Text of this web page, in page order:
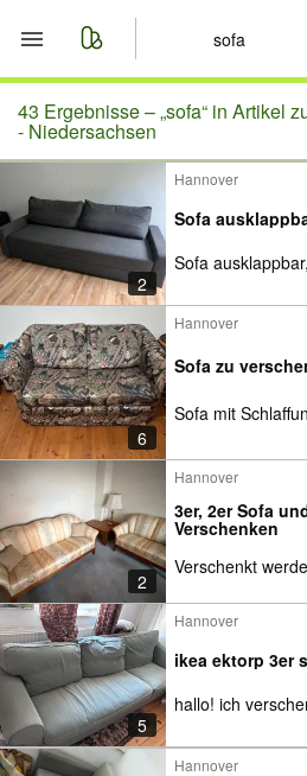
Start
Merkliste
Nachrichten
Anzeige aufgeben
43 Ergebnisse –„sofa“ in Artikel
- Niedersachsen
2
Hannover
Sofa
Sofa
6
Hannover
Sofa zu
Sofa mit
2
Hannover
3er, 2er Sofa
Verschenken
Verschenkt
5
Hannover
ikea ektorp 3er
hallo! ich
Hannover